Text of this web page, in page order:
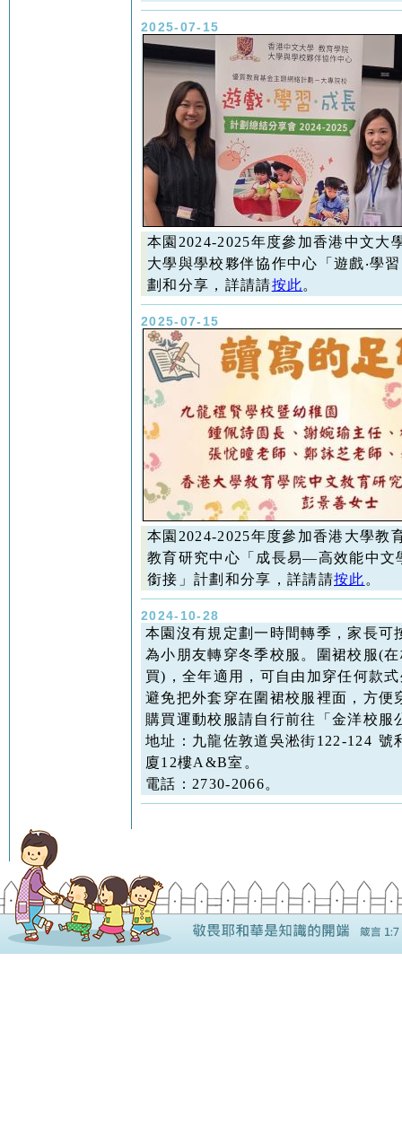
2025-07-15
本園2024-2025年度參加香港中文大
大學與學校夥伴協作中心「遊戲‧學
劃和分享，詳請請按此。
2025-07-15
本園2024-2025年度參加香港大學教
教育研究中心「成長易—高效能中文
銜接」計劃和分享，詳請請按此 。
2024-10-28
本園沒有規定劃一時間轉季，家長可
為小朋友轉穿冬季校服。圍裙校服(
買)，全年適用，可自由加穿任何款
避免把外套穿在圍裙校服裡面，方便
購買運動校服請自行前往「金洋校服
地址：九龍佐敦道吳淞街122-124 號
廈12樓A&B室。
電話：2730-2066。